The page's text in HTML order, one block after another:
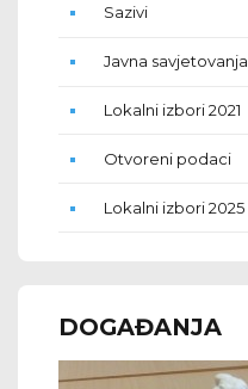
Sazivi
Javna savjetovanja
Lokalni izbori 2021
Otvoreni podaci
Lokalni izbori 2025
DOGAĐANJA